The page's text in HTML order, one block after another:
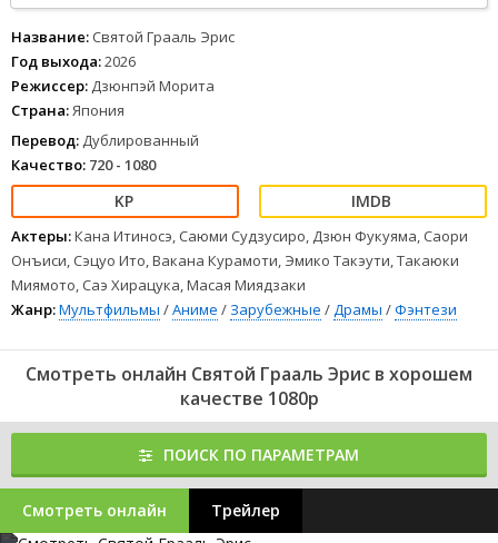
Внезапно отчаявшаяся Констанция слышит голос злой дочери
герцога Скарлетт Кастиэль, которую казнили десять лет назад.
Это предложение помощи. Две девушки, встретившиеся
при таких невероятных обстоятельствах, вскрывают
масштабный заговор, пронизавший всё дворянское общество.
12 34 5 678
Название: Святой Грааль Эрис
Год выхода:2026
Режиссер: Дзюнпэй Морита
Страна:Япония
Перевод: Дублированный
Качество: 720 - 1080
Актеры:Кана Итиносэ, Саюми Судзусиро, Дзюн Фукуяма, Саори
Онъиси, Сэцуо Ито, Вакана Курамоти, Эмико Такэути, Такаюки
Миямото, Саэ Хирацука, Масая Миядзаки
Жанр:Мультфильмы /Аниме / Зарубежные /Драмы /Фэнтези
Смотреть онлайн Святой Грааль Эрис в хорошем
качестве 1080p
ПОИСК ПО ПАРАМЕТРАМ
Смотреть онлайн Трейлер